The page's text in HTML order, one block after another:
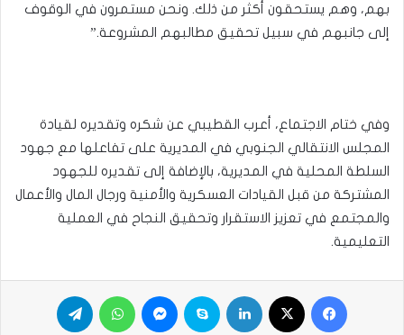
بهم، وهم يستحقون أكثر من ذلك. ونحن مستمرون في الوقوف
إلى جانبهم في سبيل تحقيق مطالبهم المشروعة.”
وفي ختام الاجتماع، أعرب القطيبي عن شكره وتقديره لقيادة
المجلس الانتقالي الجنوبي في المديرية على تفاعلها مع جهود
السلطة المحلية في المديرية، بالإضافة إلى تقديره للجهود
المشتركة من قبل القيادات العسكرية والأمنية ورجال المال والأعمال
والمجتمع في تعزيز الاستقرار وتحقيق النجاح في العملية
التعليمية.